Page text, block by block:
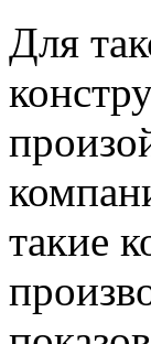
Для
такие